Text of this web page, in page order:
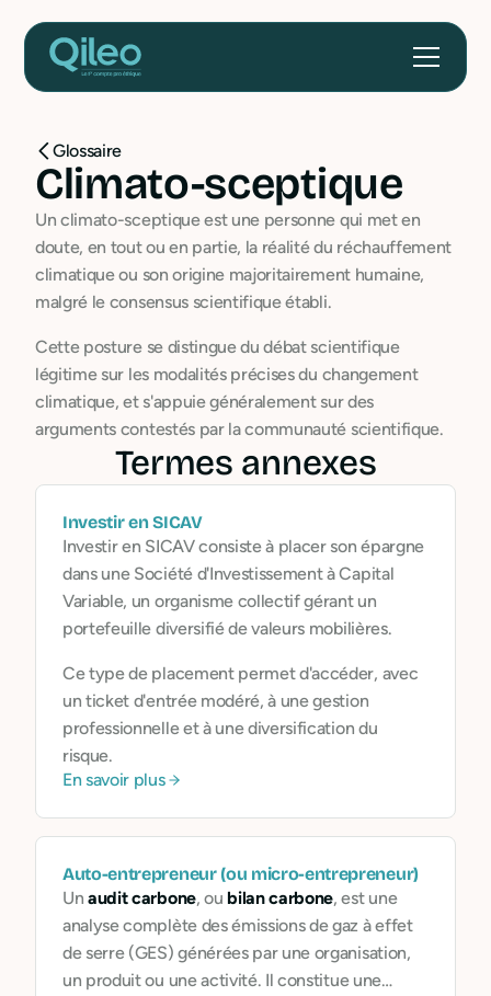
Glossaire
Climato-sceptique
Un climato-sceptique est une personne qui met en
doute, en tout ou en partie, la réalité du réchauffement
climatique ou son origine majoritairement humaine,
malgré le consensus scientifique établi.
Cette posture se distingue du débat scientifique
légitime sur les modalités précises du changement
climatique, et s'appuie généralement sur des
arguments contestés par la communauté scientifique.
Termes annexes
Investir en SICAV
Investir en SICAV consiste à placer son épargne
dans une Société d'Investissement à Capital
Variable, un organisme collectif gérant un
portefeuille diversifié de valeurs mobilières.
Ce type de placement permet d'accéder, avec
un ticket d'entrée modéré, à une gestion
professionnelle et à une diversification du
risque.
En savoir plus
Auto-entrepreneur (ou micro-entrepreneur)
Unaudit carbone, oubilan carbone, est une
analyse complète des émissions de gaz à effet
de serre (GES) générées par une organisation,
un produit ou une activité. Il constitue une